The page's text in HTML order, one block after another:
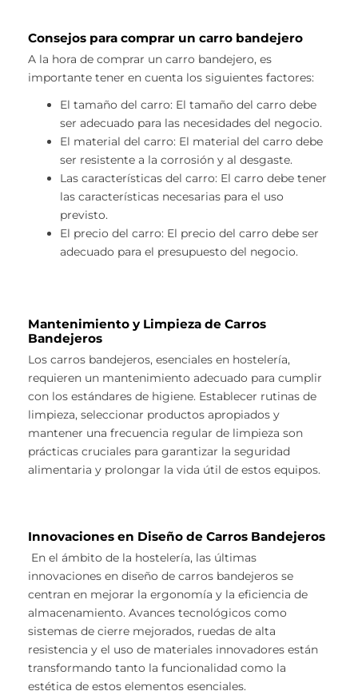
Consejos para comprar un carro bandejero
A la hora de comprar un carro bandejero, es
importante tener en cuenta los siguientes factores:
El tamaño del carro: El tamaño del carro debe
ser adecuado para las necesidades del negocio.
El material del carro: El material del carro debe
ser resistente a la corrosión y al desgaste.
Las características del carro: El carro debe tener
las características necesarias para el uso
previsto.
El precio del carro: El precio del carro debe ser
adecuado para el presupuesto del negocio.
Mantenimiento y Limpieza de Carros
Bandejeros
Los carros bandejeros, esenciales en hostelería,
requieren un mantenimiento adecuado para cumplir
con los estándares de higiene. Establecer rutinas de
limpieza, seleccionar productos apropiados y
mantener una frecuencia regular de limpieza son
prácticas cruciales para garantizar la seguridad
alimentaria y prolongar la vida útil de estos equipos.
Innovaciones en Diseño de Carros Bandejeros
En el ámbito de la hostelería, las últimas
innovaciones en diseño de carros bandejeros se
centran en mejorar la ergonomía y la eficiencia de
almacenamiento. Avances tecnológicos como
sistemas de cierre mejorados, ruedas de alta
resistencia y el uso de materiales innovadores están
transformando tanto la funcionalidad como la
estética de estos elementos esenciales.